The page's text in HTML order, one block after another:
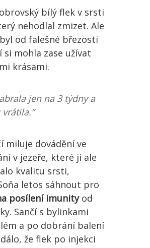
bílý flek v srsti
nehodlal zmizet. Ale
od falešné březosti
si mohla zase užívat
krásami.
jen na 3 týdny a
miluje dovádění ve
v jezeře, které jí ale
kvalitu srsti,
letos sáhnout pro
posílení imunityod
Sančí s bylinkami
a po dobrání balení
že flek po injekci